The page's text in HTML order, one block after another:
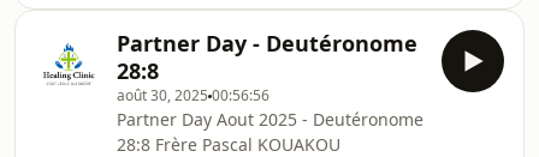
Partner Day - Deutéronome
28:8
août 30, 2025 00:56:56
Partner Day Aout 2025 - Deutéronome
28:8 Frère Pascal KOUAKOU